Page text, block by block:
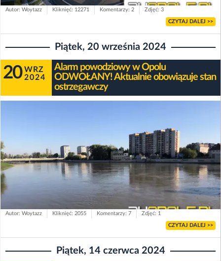
Autor: Woytazz Kliknięć: 12271 Komentarzy: 2 Zdjęć: 3
CZYTAJ DALEJ >>
Piątek, 20 września 2024
20 WRZ
2024
Alarm powodziowy w Opolu
ODWOŁANY! Aktualnie obowiązuje stan
ostrzegawczy
Autor: Woytazz Kliknięć: 2055 Komentarzy: 7 Zdjęć: 1
CZYTAJ DALEJ >>
Piątek, 14 czerwca 2024